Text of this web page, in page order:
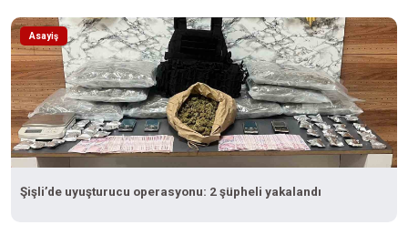
Asayiş
Şişli’de uyuşturucu operasyonu: 2 şüpheli yakalandı